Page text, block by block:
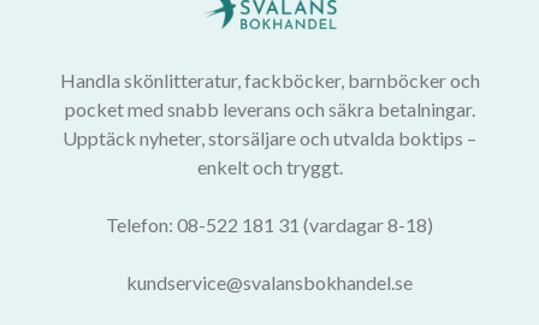
Handla skönlitteratur, fackböcker, barnböcker och
pocket med snabb leverans och säkra betalningar.
Upptäck nyheter, storsäljare och utvalda boktips –
enkelt och tryggt.
Telefon: 08-522 181 31 (vardagar 8-18)
kundservice@svalansbokhandel.se